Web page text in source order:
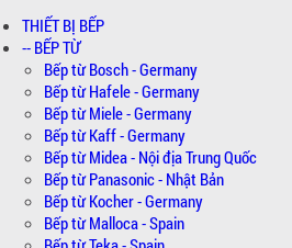
THIẾT BỊ BẾP
-- BẾP TỪ
Bếp từ Bosch - Germany
Bếp từ Hafele - Germany
Bếp từ Miele - Germany
Bếp từ Kaff - Germany
Bếp từ Midea - Nội địa Trung Quốc
Bếp từ Panasonic - Nhật Bản
Bếp từ Kocher - Germany
Bếp từ Malloca - Spain